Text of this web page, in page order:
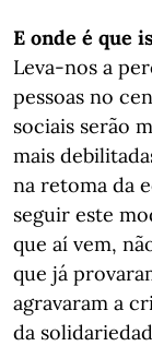
E onde é que
Leva-nos a
pessoas no
sociais serão
mais
na retoma da
seguir este
que aí vem,
que já
agravaram a
da